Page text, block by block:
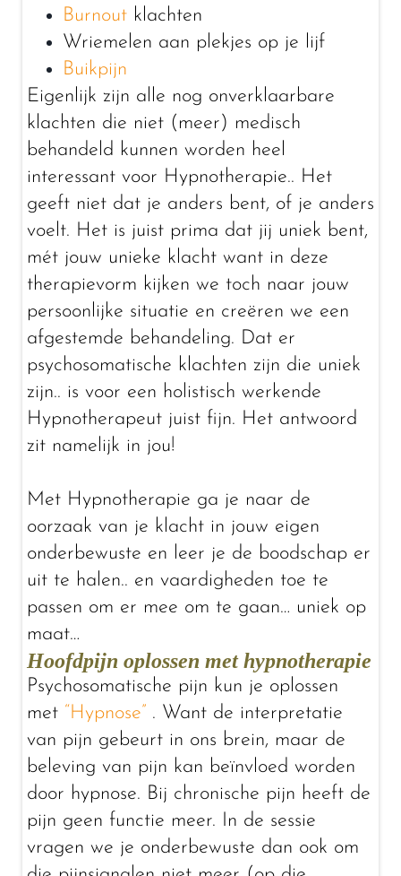
Burnout klachten
Wriemelen aan plekjes op je lijf
Buikpijn
Eigenlijk zijn alle nog onverklaarbare
klachten die niet (meer) medisch
behandeld kunnen worden heel
interessant voor Hypnotherapie.. Het
geeft niet dat je anders bent, of je anders
voelt. Het is juist prima dat jij uniek bent,
mét jouw unieke klacht want in deze
therapievorm kijken we toch naar jouw
persoonlijke situatie en creëren we een
afgestemde behandeling. Dat er
psychosomatische klachten zijn die uniek
zijn.. is voor een holistisch werkende
Hypnotherapeut juist fijn. Het antwoord
zit namelijk in jou!
Met Hypnotherapie ga je naar de
oorzaak van je klacht in jouw eigen
onderbewuste en leer je de boodschap er
uit te halen.. en vaardigheden toe te
passen om er mee om te gaan… uniek op
maat…
Hoofdpijn oplossen met hypnotherapie
Psychosomatische pijn kun je oplossen
met “Hypnose” . Want de interpretatie
van pijn gebeurt in ons brein, maar de
beleving van pijn kan beïnvloed worden
door hypnose. Bij chronische pijn heeft de
pijn geen functie meer. In de sessie
vragen we je onderbewuste dan ook om